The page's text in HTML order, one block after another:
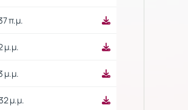
π.μ.
μ.μ.
μ.μ.
μ.μ.